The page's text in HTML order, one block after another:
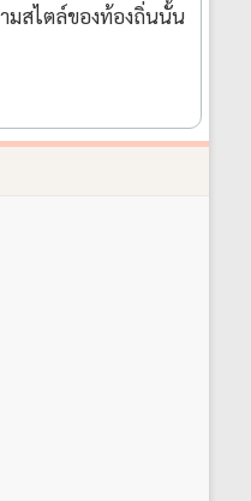
มสไตล์ของท้องถิ่นนั้น